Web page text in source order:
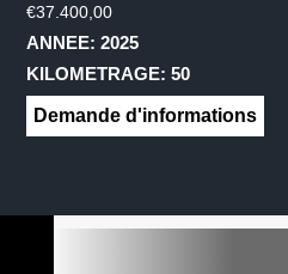
€37.400,00
ANNEE: 2025
KILOMETRAGE: 50
Demande d'informations